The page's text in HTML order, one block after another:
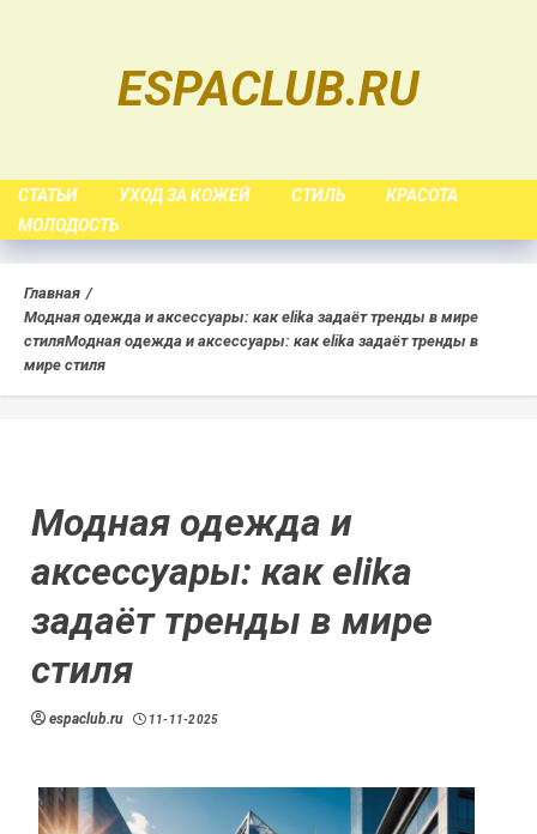
ESPACLUB.RU
СТАТЬИ УХОД ЗА КОЖЕЙ СТИЛЬ
КРАСОТА
МОЛОДОСТЬ
Главная
Модная одежда и аксессуары: как elika задаёт тренды в мире
стиляМодная одежда и аксессуары: как elika задаёт тренды в
мире стиля
Модная одежда и
аксессуары: как elika
задаёт тренды в мире
стиля
espaclub.ru 11-11-2025